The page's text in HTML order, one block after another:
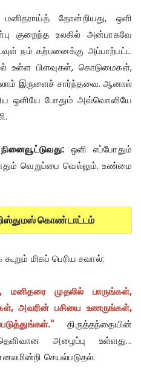
மனிதராய்த் தோன்றியது, ஒளி
குறைந்த உலகில் அன்பாகவே
நம் கற்பனைக்கு அப்பாற்பட்ட
உள்ள பிளவுகள், கொடுமைகள்,
இருளைச் சார்ந்தவை. ஆனால்
ஒளியே போதும் அவ்வொளியே
ஒளி எப்போதும்
வெறுப்பை வெல்லும். உண்மை
கொண்டாட்டம்
மிகப் பெரிய சவால்:
மனிதரை முதலில் பாருங்கள்,
அவரின் பசியை உணருங்கள்,
திருத்தந்தையின்
அழைப்பு உள்ளது...
செயல்படுதல்.